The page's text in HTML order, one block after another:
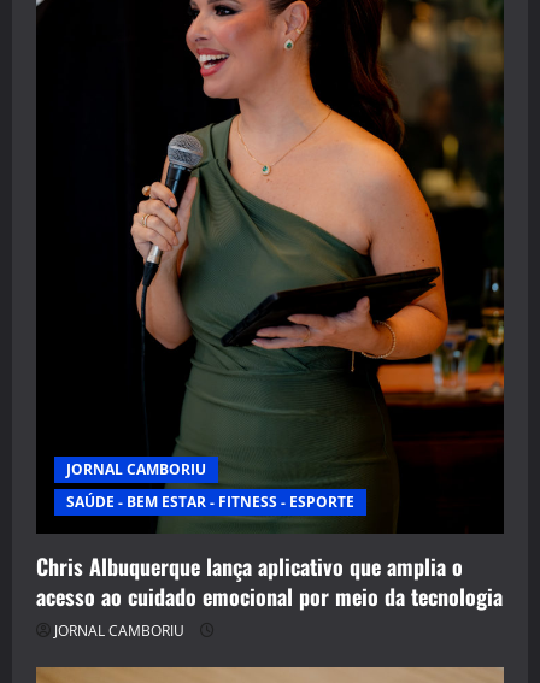
JORNAL CAMBORIU
SAÚDE - BEM ESTAR - FITNESS - ESPORTE
Chris Albuquerque lança aplicativo que amplia o
acesso ao cuidado emocional por meio da tecnologia
JORNAL CAMBORIU